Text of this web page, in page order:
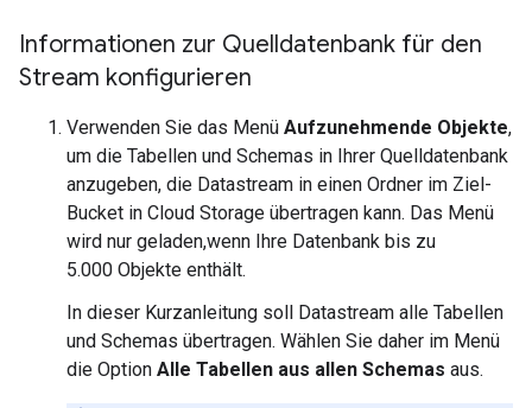
Informationen zur Quelldatenbank für den
Stream konfigurieren
Verwenden Sie das Menü Aufzunehmende Objekte,
um die Tabellen und Schemas in Ihrer Quelldatenbank
anzugeben, die Datastream in einen Ordner im Ziel-
Bucket in Cloud Storage übertragen kann. Das Menü
wird nur geladen,wenn Ihre Datenbank bis zu
5.000 Objekte enthält.
In dieser Kurzanleitung soll Datastream alle Tabellen
und Schemas übertragen. Wählen Sie daher im Menü
die Option Alle Tabellen aus allen Schemas aus.